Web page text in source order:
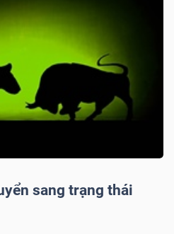
sang trạng thái